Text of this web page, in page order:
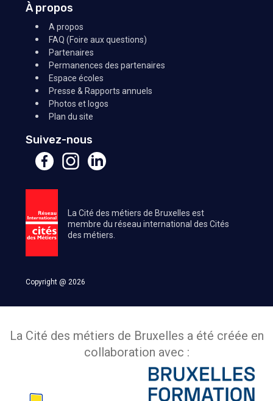
À propos
A propos
FAQ (Foire aux questions)
Partenaires
Permanences des partenaires
Espace écoles
Presse & Rapports annuels
Photos et logos
Plan du site
Suivez-nous
La Cité des métiers de Bruxelles est
membre du réseau international des Cités
des métiers.
Copyright @ 2026
La Cité des métiers de Bruxelles a été créée en
collaboration avec :